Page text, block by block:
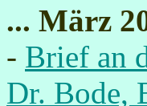
... März
- Brief an
Dr. Bode,